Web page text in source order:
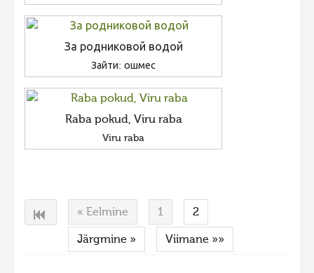
За родниковой водой
Зайти: ошмес
Raba pokud, Viru raba
Viru raba
« Eelmine 1 2
Järgmine » Viimane »»